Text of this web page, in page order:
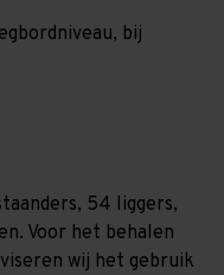
bij
54 liggers,
Voor het behalen
wij het gebruik